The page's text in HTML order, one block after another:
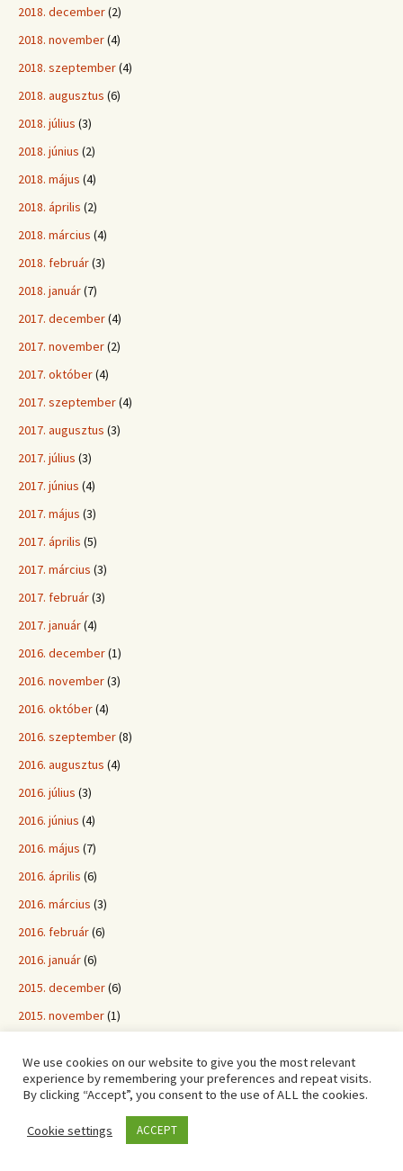
2018. december(2)
2018. november(4)
2018. szeptember(4)
2018. augusztus (6)
2018. július (3)
2018. június (2)
2018. május (4)
2018. április (2)
2018. március (4)
2018. február(3)
2018. január(7)
2017. december(4)
2017. november(2)
2017. október(4)
2017. szeptember(4)
2017. augusztus (3)
2017. július (3)
2017. június (4)
2017. május (3)
2017. április (5)
2017. március (3)
2017. február(3)
2017. január(4)
2016. december(1)
2016. november(3)
2016. október(4)
2016. szeptember(8)
2016. augusztus (4)
2016. július (3)
2016. június (4)
2016. május (7)
2016. április (6)
2016. március (3)
2016. február(6)
2016. január(6)
2015. december(6)
2015. november(1)
2015. szeptember(8)
2015. augusztus(9)
2015. július(8)
We use cookies on our website to give you the most relevant
experience by remembering your preferences and repeat visits.
By clicking “Accept”, you consent to the use of ALL the cookies.
Cookie settings ACCEPT